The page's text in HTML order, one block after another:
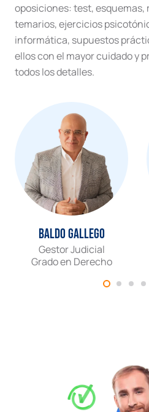
oposiciones: test,
temarios, ejercicios
informática, supuestos
ellos con el mayor cuidado y
todos los detalles.
Baldo Gallego
Gestor Judicial
Grado en Derecho